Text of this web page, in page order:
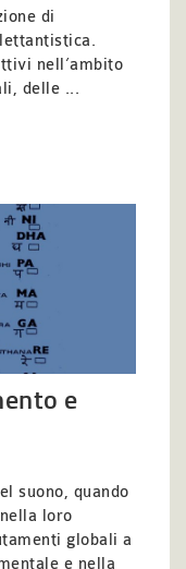
di
nell’ambito
delle ...
e
suono, quando
loro
globali a
e nella